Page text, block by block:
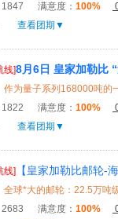
1847 满意度： 100%
查看团期▼
线]8月6日 皇家加勒比
自由活动）
1822 满意度： 100%
查看团期▼
线] 【皇家加勒比邮轮-
全球*大的邮轮：22.5万吨
2683 满意度： 100%